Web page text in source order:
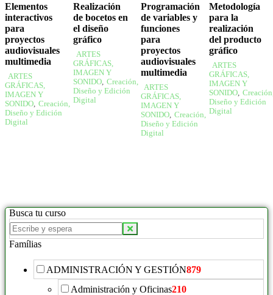
Elementos
interactivos
para
proyectos
audiovisuales
multimedia
ARTES
GRÁFICAS,
IMAGEN Y
SONIDO Creación,
Diseño y Edición
Digital
Realización
de bocetos en
el diseño
gráfico
ARTES
GRÁFICAS,
IMAGEN Y
SONIDO, Creación,
Diseño y Edición
Digital
Programación
de variables y
funciones
para
proyectos
audiovisuales
multimedia
ARTES
GRÁFICAS,
IMAGEN Y
SONIDO Creación,
Diseño y Edición
Digital
Metodología
para la
realización
del producto
gráfico
ARTES
GRÁFICAS,
IMAGEN Y
SONIDO,
Diseño y Edición
Digital
Busca tu curso
Famílias
ADMINISTRACIÓN Y GESTIÓN879
Administración y Oficinas210